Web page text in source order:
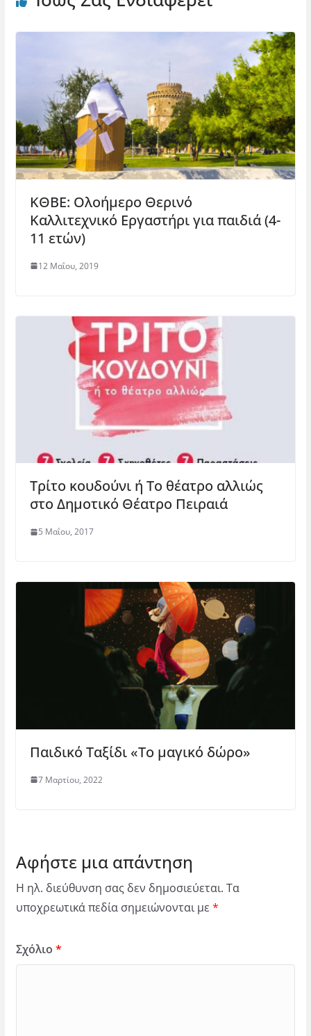
ΚΘΒΕ: Ολοήμερο Θερινό
Καλλιτεχνικό Εργαστήρι για παιδιά (4-
11 ετών)
12 Μαΐου, 2019
Τρίτο κουδούνι ή Το θέατρο αλλιώς
στο Δημοτικό Θέατρο Πειραιά
5 Μαΐου, 2017
Παιδικό Ταξίδι «Το μαγικό δώρο»
7 Μαρτίου, 2022
Αφήστε μια απάντηση
Η ηλ. διεύθυνση σας δεν δημοσιεύεται. Τα
υποχρεωτικά πεδία σημειώνονται με *
Σχόλιο *